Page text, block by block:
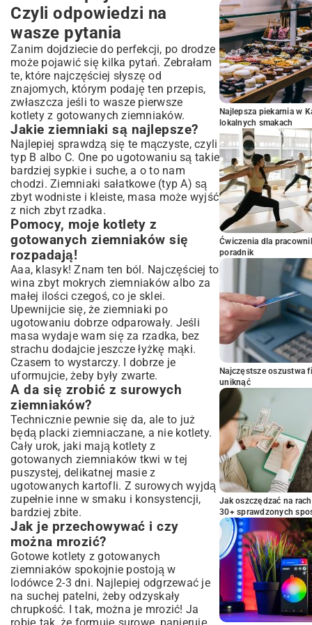
Czyli odpowiedzi na
wasze pytania
Zanim dojdziecie do perfekcji, po drodze
może pojawić się kilka pytań. Zebrałam
te, które najczęściej słyszę od
znajomych, którym podaję ten przepis,
zwłaszcza jeśli to wasze pierwsze
kotlety z gotowanych ziemniaków.
Jakie ziemniaki są najlepsze?
Najlepiej sprawdzą się te mączyste, czyli
typ B albo C. One po ugotowaniu są takie
bardziej sypkie i suche, a o to nam
chodzi. Ziemniaki sałatkowe (typ A) są
zbyt wodniste i kleiste, masa może wyjść
z nich zbyt rzadka.
Pomocy, moje kotlety z
gotowanych ziemniaków się
rozpadają!
Aaa, klasyk! Znam ten ból. Najczęściej to
wina zbyt mokrych ziemniaków albo za
małej ilości czegoś, co je sklei.
Upewnijcie się, że ziemniaki po
ugotowaniu dobrze odparowały. Jeśli
masa wydaje wam się za rzadka, bez
strachu dodajcie jeszcze łyżkę mąki.
Czasem to wystarczy. I dobrze je
uformujcie, żeby były zwarte.
A da się zrobić z surowych
ziemniaków?
Technicznie pewnie się da, ale to już
będą placki ziemniaczane, a nie kotlety.
Cały urok, jaki mają kotlety z
gotowanych ziemniaków tkwi w tej
puszystej, delikatnej masie z
ugotowanych kartofli. Z surowych wyjdą
zupełnie inne w smaku i konsystencji,
bardziej zbite.
Jak je przechowywać i czy
można mrozić?
Gotowe kotlety z gotowanych
ziemniaków spokojnie postoją w
lodówce 2-3 dni. Najlepiej odgrzewać je
na suchej patelni, żeby odzyskały
chrupkość. I tak, można je mrozić! Ja
Najlepsza piekarnia w
lokalnych smakach
Ćwiczenia dla
poradnik
Najczęstsze oszustwa
uniknąć
Jak oszczędzać na
30+ sprawdzonych